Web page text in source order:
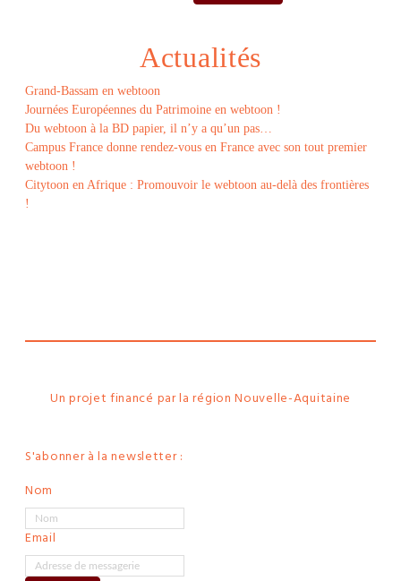
Actualités
Grand-Bassam en webtoon
Journées Européennes du Patrimoine en webtoon !
Du webtoon à la BD papier, il n’y a qu’un pas…
Campus France donne rendez-vous en France avec son tout premier
webtoon !
Citytoon en Afrique : Promouvoir le webtoon au-delà des frontières
!
Un projet financé par la région Nouvelle-Aquitaine
S'abonner à la newsletter :
Nom
Email